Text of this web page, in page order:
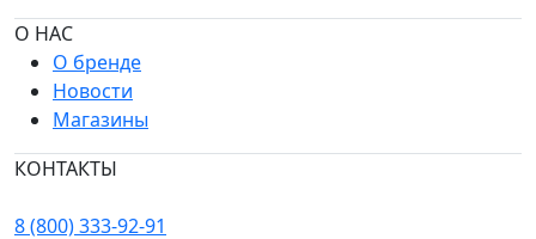
О НАС
О бренде
Новости
Магазины
КОНТАКТЫ
8 (800) 333-92-91